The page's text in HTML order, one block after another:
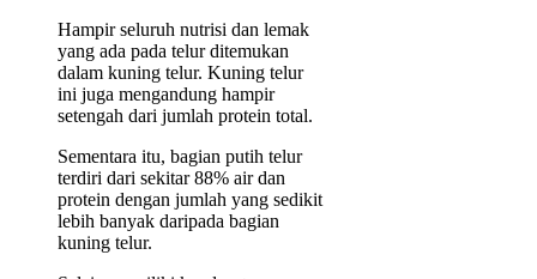
Hampir seluruh nutrisi dan lemak
yang ada pada telur ditemukan
dalam kuning telur. Kuning telur
ini juga mengandung hampir
setengah dari jumlah protein total.
Sementara itu, bagian putih telur
terdiri dari sekitar 88% air dan
protein dengan jumlah yang sedikit
lebih banyak daripada bagian
kuning telur.